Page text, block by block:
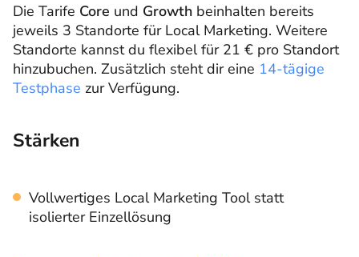
Die Tarife Core und Growth beinhalten bereits
jeweils 3 Standorte für Local Marketing. Weitere
Standorte kannst du flexibel für 21 € pro Standort
hinzubuchen. Zusätzlich steht dir eine 14-tägige
Testphase zur Verfügung.
Stärken
Vollwertiges Local Marketing Tool statt
isolierter Einzellösung